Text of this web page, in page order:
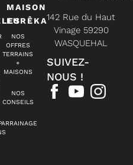
MAISON
EURÊKA
NOS
OFFRES
TERRAINS
+
MAISONS
NOS
CONSEILS
142 Rue du Haut
Vinage 59290
WASQUEHAL
SUIVEZ-
NOUS !